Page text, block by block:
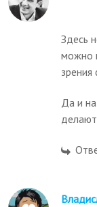
Здесь
можно
зрения
Да и